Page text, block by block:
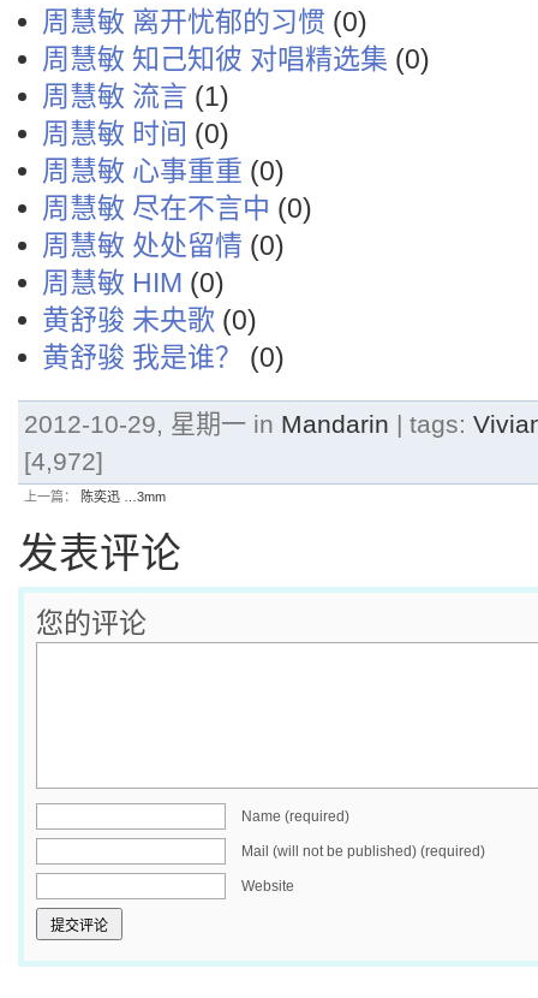
周慧敏 离开忧郁的习惯 (0)
周慧敏 知己知彼 对唱精选集 (0)
周慧敏 流言 (1)
周慧敏 时间 (0)
周慧敏 心事重重 (0)
周慧敏 尽在不言中 (0)
周慧敏 处处留情 (0)
周慧敏 HIM (0)
黄舒骏 未央歌 (0)
黄舒骏 我是谁？
(0)
2012-10-29, 星期一 in Mandarin | tags:
[4,972]
上一篇： 陈奕迅 …3mm
发表评论
您的评论
Name (required)
Mail (will not be published) (required)
Website